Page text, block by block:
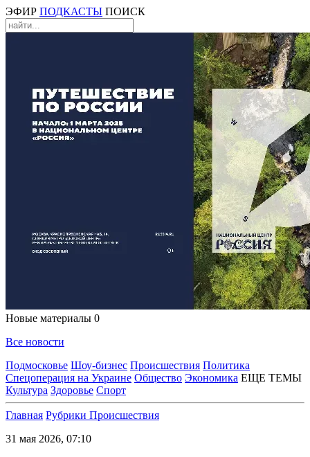
ЭФИР ПОДКАСТЫ ПОИСК
Новые материалы 0
Все новости
Подмосковье Шоу-бизнес Происшествия Политика
Спецоперация на Украине Общество Экономика ЕЩЕ ТЕМЫ
Культура Здоровье Спорт
Главная Рубрики Происшествия
31 мая 2026, 07:10